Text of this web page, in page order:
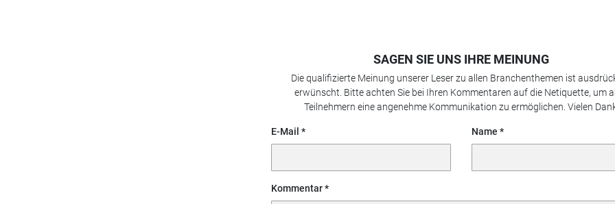
SAGEN SIE UNS IHRE MEINUNG
Die qualifizierte Meinung unserer Leser zu allen Branchenthemen ist
erwünscht. Bitte achten Sie bei Ihren Kommentaren auf die Netiquette, um
Teilnehmern eine angenehme Kommunikation zu ermöglichen. Vielen
E-Mail Name
Kommentar